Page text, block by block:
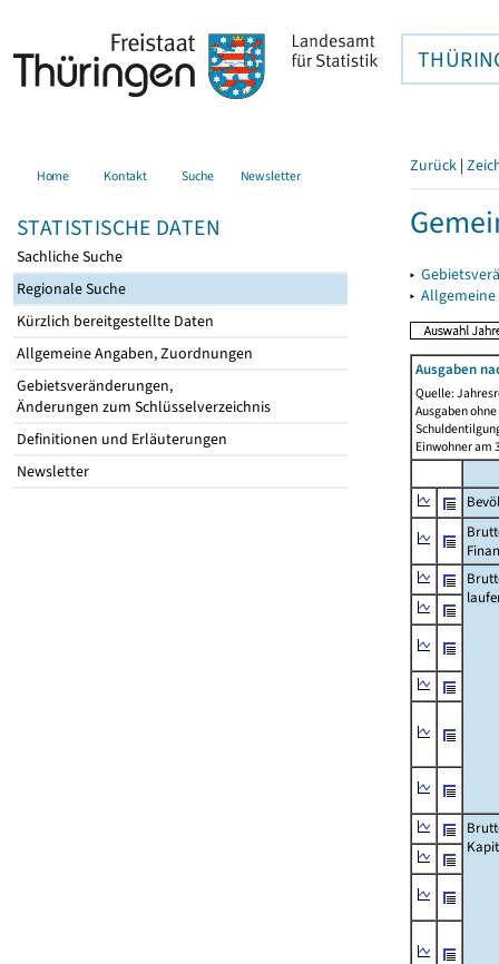
Home Kontakt Suche Newsletter
STATISTISCHE DATEN
Sachliche Suche
Regionale Suche
Kürzlich bereitgestellte Daten
Allgemeine Angaben, Zuordnungen
Gebietsveränderungen,
Änderungen zum Schlüsselverzeichnis
Definitionen und Erläuterungen
Newsletter
Zurück |
▸
▸
Ausgaben
Quelle:
Ausgaben
Einwohner am